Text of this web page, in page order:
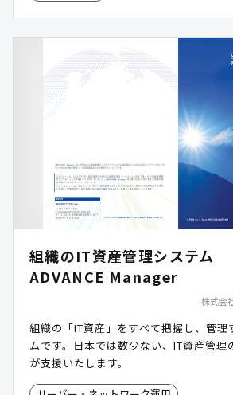
組織のIT資産管理システム
ADVANCE Manager
株式会
組織の「IT資産」をすべて把握し、管理
ムです。日本では数少ない、IT資産管理
が支援いたします。